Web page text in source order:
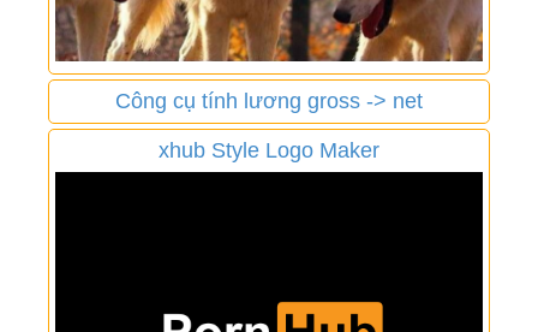
Công cụ tính lương gross -> net
xhub Style Logo Maker